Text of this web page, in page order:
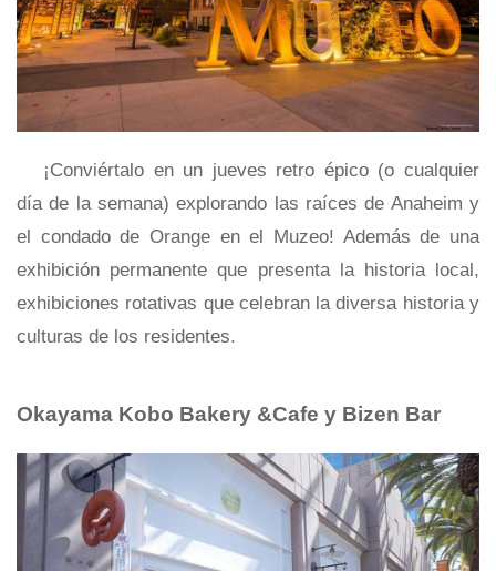
¡Conviértalo en un jueves retro épico (o cualquier
día de la semana) explorando las raíces de Anaheim y
el condado de Orange en el Muzeo! Además de una
exhibición permanente que presenta la historia local,
exhibiciones rotativas que celebran la diversa historia y
culturas de los residentes.
Okayama Kobo Bakery &Cafe y Bizen Bar